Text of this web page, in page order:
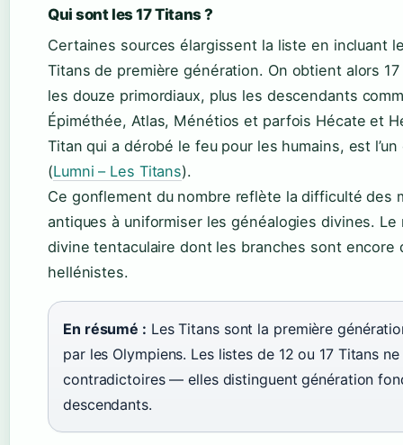
Qui sont les 17 Titans ?
Certaines sources élargissent la liste en incluant
Titans de première génération. On obtient alors
les douze primordiaux, plus les descendants
Épiméthée, Atlas, Ménétios et parfois Hécate et
Titan qui a dérobé le feu pour les humains, est
(Lumni – Les Titans).
Ce gonflement du nombre reflète la difficulté des
antiques à uniformiser les généalogies divines. Le
divine tentaculaire dont les branches sont encore
hellénistes.
En résumé : Les Titans sont la première
par les Olympiens. Les listes de 12 ou 17 Titans
contradictoires — elles distinguent génération
descendants.